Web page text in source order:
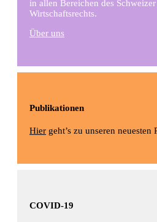
in allen Bereichen des
Wirtschaftsrechts.
Über uns
Publikationen
Hier geht’s zu unseren neuesten
COVID-19